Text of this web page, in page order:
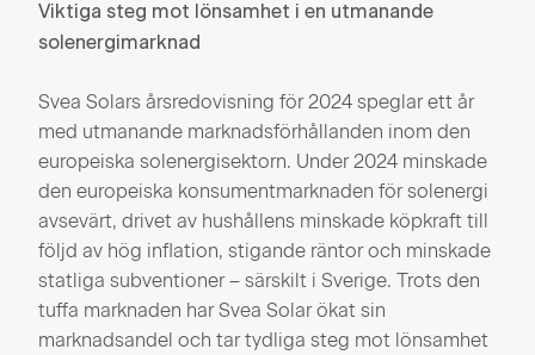
Viktiga steg mot lönsamhet i en utmanande
solenergimarknad
Svea Solars årsredovisning för 2024 speglar ett år
med utmanande marknadsförhållanden inom den
europeiska solenergisektorn. Under 2024 minskade
den europeiska konsumentmarknaden för solenergi
avsevärt, drivet av hushållens minskade köpkraft till
följd av hög inflation, stigande räntor och minskade
statliga subventioner – särskilt i Sverige. Trots den
tuffa marknaden har Svea Solar ökat sin
marknadsandel och tar tydliga steg mot lönsamhet